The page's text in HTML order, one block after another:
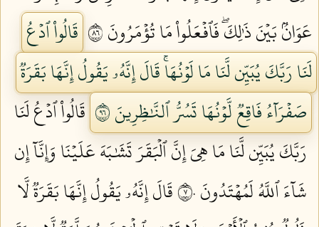
عَوَانُۢ بَيۡنَ ذَٰلِكَۖ فَٱفۡعَلُواْ مَا تُؤۡمَرُونَ ٦٨
قَالُواْ ٱدۡعُ
لَنَا رَبَّكَ يُبَيِّن لَّنَا مَا لَوۡنُهَاۚ قَالَ إِنَّهُۥ يَقُولُ إِنَّهَا بَقَرَةٞ
صَفۡرَآءُ فَاقِعٞ لَّوۡنُهَا تَسُرُّ ٱلنَّٰظِرِينَ ٦٩
قَالُواْ ٱدۡعُ لَنَا
رَبَّكَ يُبَيِّن لَّنَا مَا هِيَ إِنَّ ٱلۡبَقَرَ تَشَٰبَهَ عَلَيۡنَا وَإِنَّآ إِن
شَآءَ ٱللَّهُ لَمُهۡتَدُونَ ٧٠
قَالَ إِنَّهُۥ يَقُولُ إِنَّهَا بَقَرَةٞ لَّا